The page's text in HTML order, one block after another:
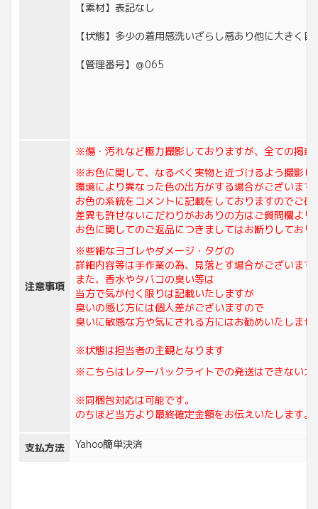
【素材】表記なし
【状態】多少の着用感洗いざらし感あり他に大きく
【管理番号】＠065
注意事項
※傷・汚れなど極力撮影しておりますが、全ての掲載
※お色に関して、なるべく実物と近づけるよう撮影し
環境により異なった色の出方がする場合がございます
お色の系統をコメントに記載をしておりますのでご確
差異も許せないこだわりがおありの方はご質問欄より
お色に関してのご返品につきましてはお断りしており
※些細なヨゴレやダメージ・タグの
詳細内容等は手作業の為、見落とす場合がございます
また、香水やタバコの臭い等は
当方で気が付く限りは記載いたしますが
臭いの感じ方には個人差がございますので
臭いに敏感な方や気にされる方にはお勧めいたしませ
※状態は担当者の主観となります
※こちらはレターパックライトでの発送はできない大
※同梱包対応は可能です。
のちほど当方より最終確定金額をお伝えいたします。
支払方法 Yahoo簡単決済